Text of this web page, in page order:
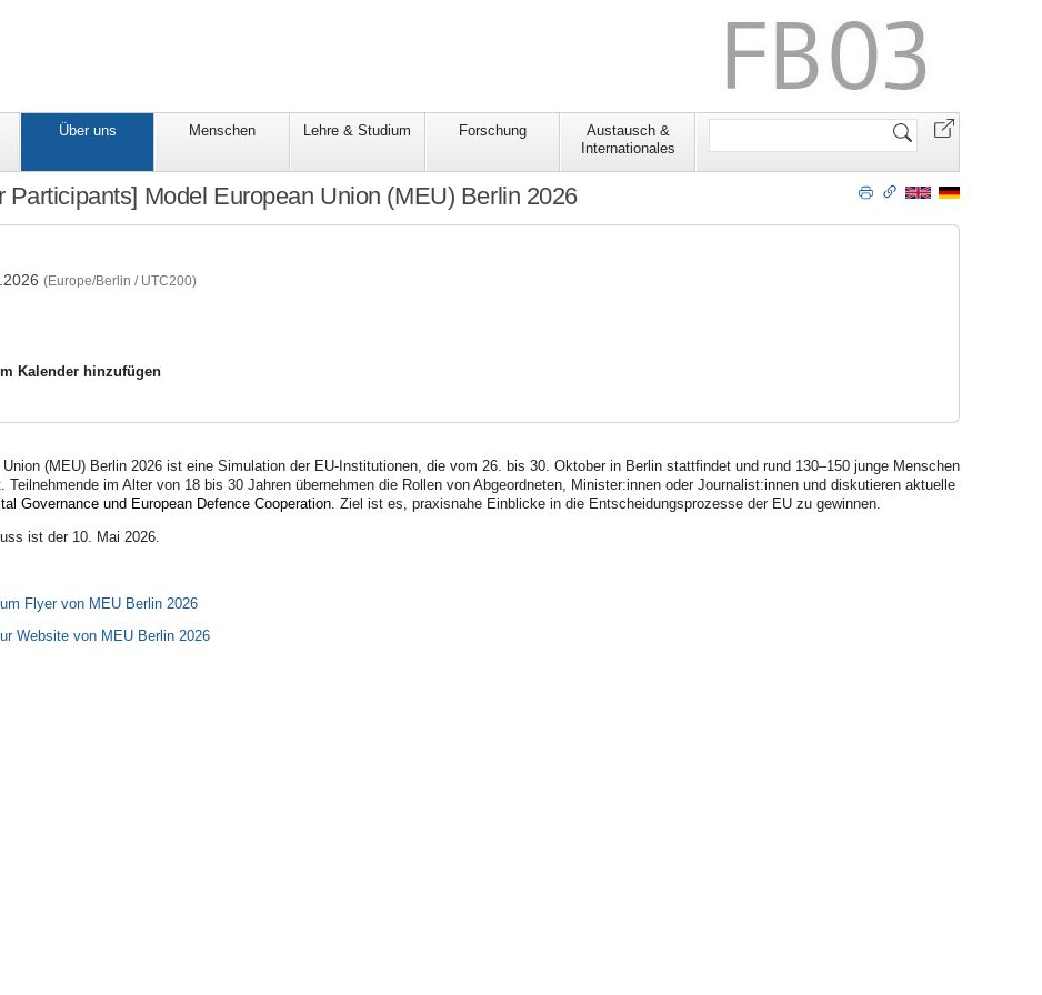
Über uns Menschen Lehre & Studium Forschung
Austausch &
Internationales
Website
Participants] Model European Union (MEU) Berlin 2026
fb03/institutefb03/ifp/ueber-
archiv/meub2026
(Europe/Berlin / UTC200)
Kalender hinzufügen
Union (MEU) Berlin 2026 ist eine Simulation der EU-Institutionen, die vom 26. bis 30. Oktober in Berlin stattfindet und rund 130–150 junge Menschen
Teilnehmende im Alter von 18 bis 30 Jahren übernehmen die Rollen von Abgeordneten, Minister:innen oder Journalist:innen und diskutieren aktuelle
Governance und European Defence Cooperation. Ziel ist es, praxisnahe Einblicke in die Entscheidungsprozesse der EU zu gewinnen.
ist der 10. Mai 2026.
Flyer von MEU Berlin 2026
Website von MEU Berlin 2026